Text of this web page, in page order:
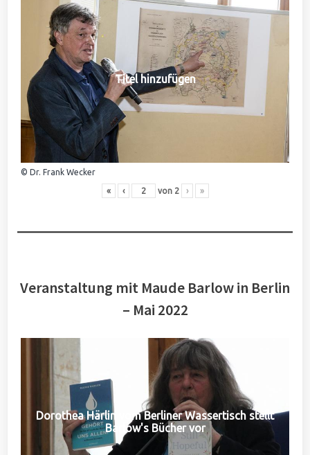
Titel hinzufügen
© Dr. Frank Wecker
« ‹ von 2 › »
Veranstaltung mit Maude Barlow in Berlin
– Mai 2022
Dorothea Härlin vom Berliner Wassertisch stellt
Barlow's Bücher vor